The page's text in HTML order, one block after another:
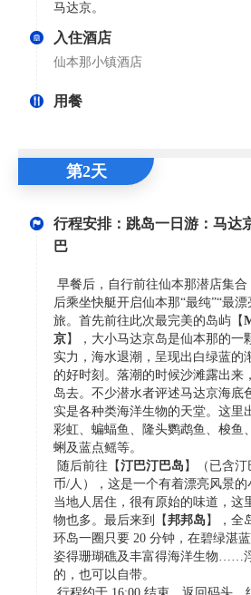
马达京。
入住酒店
仙本那小镇酒店
用餐
第2天
行程安排：跳岛一日游：马达
巴
早餐后，自行前往仙本那潜店集
后乘坐快艇开启仙本那“最纯”“最漂
旅。首先前往此次最完美的岛屿【
京】，大小马达京岛是仙本那的一
实力，海水退潮，呈现出白绿蓝的
的好时刻。落潮的时候沙滩露出来
岛去。不少潜水者评述马达京海底
实是各种类海洋生物的天堂。这里
彩虹、蝙蝠鱼、隆头鹦鹉鱼、梭鱼
蜊及蓝点鳐等。
随后前往【汀巴汀巴岛 】（已含
币/人），这是一个有着漂亮风景
当地人居住，很有原始的味道，这
物也多。最后来到【邦邦岛 】，全
环岛一圈只要 20 分钟，在碧绿湛
姿得珊瑚礁及丰富得海洋生物……
的，也可以自带。